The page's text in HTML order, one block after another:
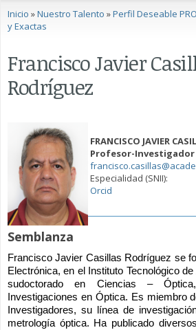
Se encuentra usted aquí
Inicio »Nuestro Talento »Perfil Deseable
y Exactas
Francisco Javier
Rodríguez
FRANCISCO JAVIER
Profesor-
Especialidad (SNII):
Orcid
Semblanza
Francisco Javier Casillas Rodríguez se
Electrónica, en el Instituto Tecnológico
sudoctorado en Ciencias –
Investigaciones en Óptica. Es miembro
Investigadores, su línea de
metrología óptica. Ha publicado